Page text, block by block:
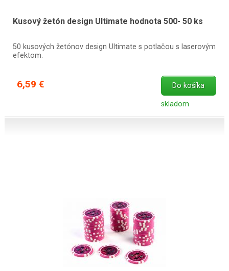
Kusový žetón design Ultimate hodnota 500- 50 ks
50 kusových žetónov design Ultimate s potlačou s laserovým
efektom.
6,59 € Do košíka
skladom